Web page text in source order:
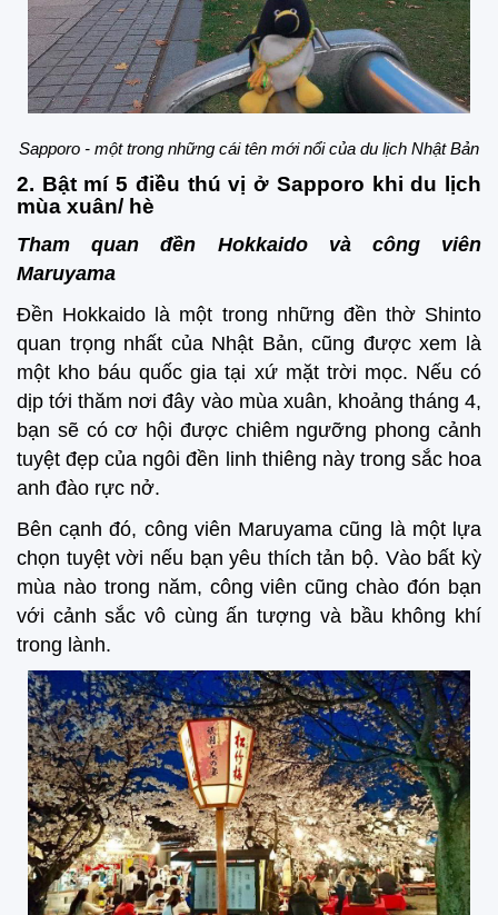
Sapporo - một trong những cái tên mới nổi của du lịch Nhật Bản
2. Bật mí 5 điều thú vị ở Sapporo khi du lịch
mùa xuân/ hè
Tham quan đền Hokkaido và công viên
Maruyama
Đền Hokkaido là một trong những đền thờ Shinto
quan trọng nhất của Nhật Bản, cũng được xem là
một kho báu quốc gia tại xứ mặt trời mọc. Nếu có
dịp tới thăm nơi đây vào mùa xuân, khoảng tháng 4,
bạn sẽ có cơ hội được chiêm ngưỡng phong cảnh
tuyệt đẹp của ngôi đền linh thiêng này trong sắc hoa
anh đào rực nở.
Bên cạnh đó, công viên Maruyama cũng là một lựa
chọn tuyệt vời nếu bạn yêu thích tản bộ. Vào bất kỳ
mùa nào trong năm, công viên cũng chào đón bạn
với cảnh sắc vô cùng ấn tượng và bầu không khí
trong lành.